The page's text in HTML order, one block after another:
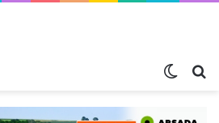
Dış